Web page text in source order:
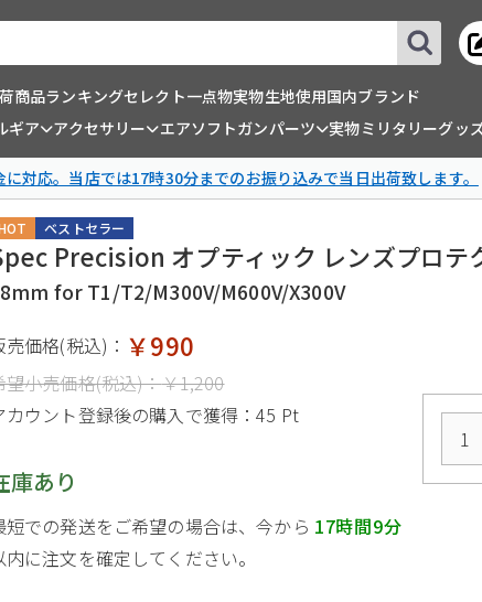
商品ランキングセレクト一点物実物生地使用国内ブランド
ギア アクセサリー エアソフトガンパーツ 実物ミリタリーグッ
に対応。当店では17時30分までのお振り込みで当日出荷致します。
ベストセラー
Precision オプティック レンズプロテ
for T1/T2/M300V/M600V/X300V
売価格(税込)： ￥990
望小売価格(税込)：￥1,200
カウント登録後の購入で獲得：45 Pt
庫あり
短での発送をご希望の場合は、今から 17時間9分
内に注文を確定してください。